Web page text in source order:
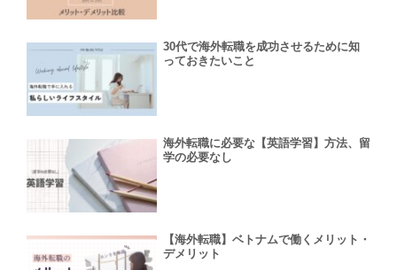
30代で海外転職を成功させるために知
っておきたいこと
海外転職に必要な【英語学習】方法、留
学の必要なし
【海外転職】ベトナムで働くメリット・
デメリット